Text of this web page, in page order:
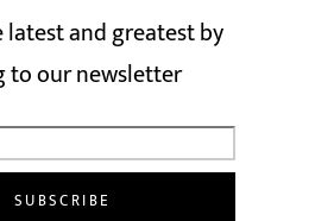
latest and greatest by
to our newsletter